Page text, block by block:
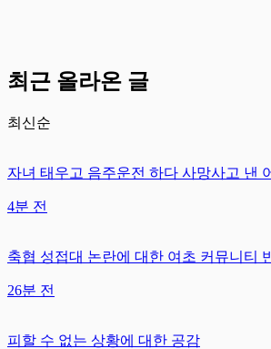
최근 올라온 글
최신순
자녀 태우고 음주운전 하다 사망사고 낸
4분 전
축협 성접대 논란에 대한 여초 커뮤니티
26분 전
피할 수 없는 상황에 대한 공감